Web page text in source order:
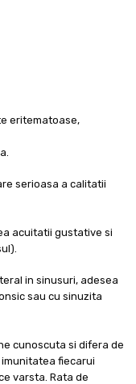
eritematoase,
serioasa a calitatii
acuitatii gustative si
in sinusuri, adesea
sau cu sinuzita
cunoscuta si difera de
fiecarui
varsta. Rata de